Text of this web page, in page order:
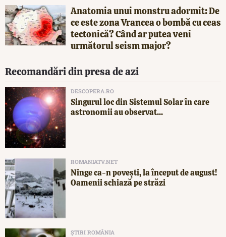
Anatomia unui monstru adormit: De
ce este zona Vrancea o bombă cu ceas
tectonică? Când ar putea veni
următorul seism major?
Recomandări din presa de azi
DESCOPERA.RO
Singurul loc din Sistemul Solar în care
astronomii au observat...
ROMANIATV.NET
Ninge ca-n povești, la început de august!
Oamenii schiază pe străzi
ȘTIRI ROMÂNIA